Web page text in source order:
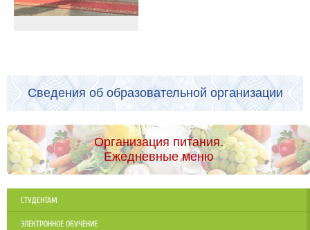
Сведения об образовательной организации
Организация питания.
Ежедневные меню
СТУДЕНТАМ
ЭЛЕКТРОННОЕ ОБУЧЕНИЕ